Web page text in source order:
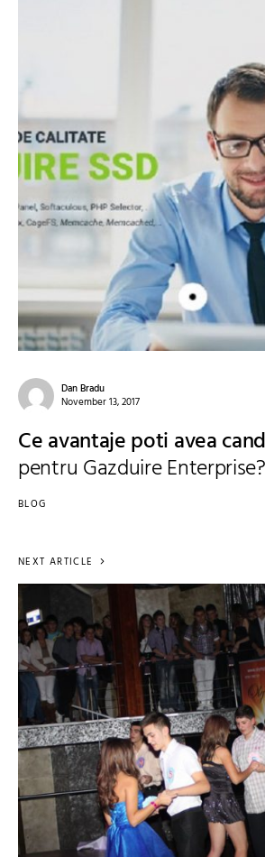
Dan Bradu
November 13, 2017
Ce avantaje poti avea
pentru Gazduire Enterprise?
BLOG
NEXT ARTICLE